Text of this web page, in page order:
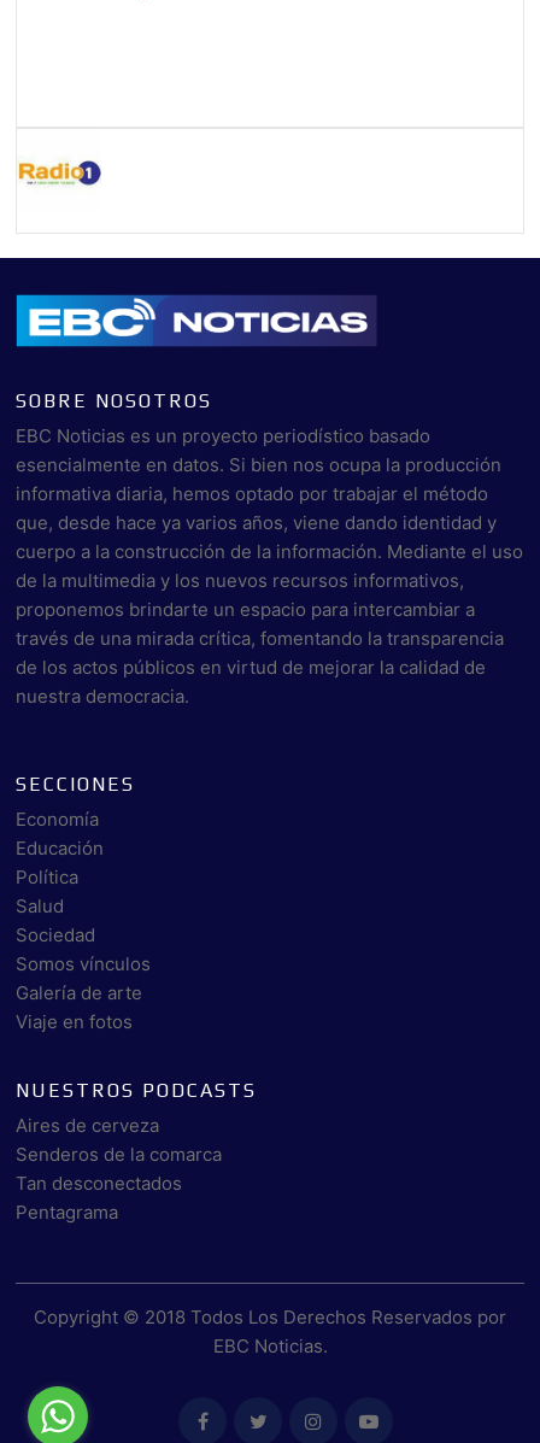
SOBRE NOSOTROS
EBC Noticias es un proyecto periodístico basado
esencialmente en datos. Si bien nos ocupa la producción
informativa diaria, hemos optado por trabajar el método
que, desde hace ya varios años, viene dando identidad y
cuerpo a la construcción de la información. Mediante el uso
de la multimedia y los nuevos recursos informativos,
proponemos brindarte un espacio para intercambiar a
través de una mirada crítica, fomentando la transparencia
de los actos públicos en virtud de mejorar la calidad de
nuestra democracia.
SECCIONES
Economía
Educación
Política
Salud
Sociedad
Somos vínculos
Galería de arte
Viaje en fotos
NUESTROS PODCASTS
Aires de cerveza
Senderos de la comarca
Tan desconectados
Pentagrama
Copyright © 2018 Todos Los Derechos Reservados por
EBC Noticias.